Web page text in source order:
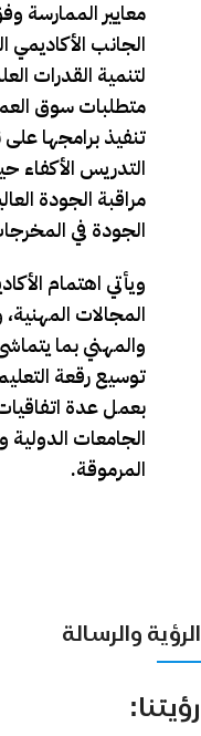
معايير الممارسة
الجانب الأكاديمي
لتنمية القدرات
متطلبات سوق
تنفيذ برامجها
التدريس الأكفاء
مراقبة الجودة
الجودة في
ويأتي اهتمام
المجالات
والمهني بما
توسيع رقعة
بعمل عدة
الجامعات الدولية
المرموقة.
الرؤية والرسالة
رؤيتنا: